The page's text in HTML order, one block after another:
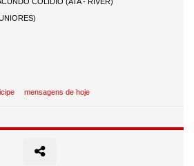
mensagens de hoje